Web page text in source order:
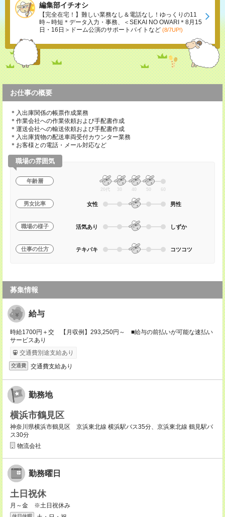
編集部イチオシ
【完全在宅！】難しい業務なし＆電話なし！ゆっくりの11
時～時短＊データ入力・事務、＜SEKAI NO OWARI＊8月15
日・16日＞ドーム公演のサポートバイトなど (8/7UP!)
お仕事の概要
＊入出庫関係の帳票作成業務
＊作業会社への作業依頼および手配書作成
＊運送会社への輸送依頼および手配書作成
＊入出庫貨物の配送車両受付カウンター業務
＊お客様との電話・メール対応など
職場の雰囲気
年齢層
20代 30 40 50 60
男女比率 女性 男性
職場の様子 活気あり しずか
仕事の仕方 テキパキ コツコツ
募集情報
給与
時給1700円＋交 【月収例】293,250円～ ■給与の前払いが可能な速払い
サービスあり
交通費別途支給あり
交通費 交通費支給あり
勤務地
横浜市鶴見区
神奈川県横浜市鶴見区 京浜東北線 横浜駅バス35分、京浜東北線 鶴見駅バ
ス30分
物流会社
勤務曜日
土日祝休
月～金 ※土日祝休み